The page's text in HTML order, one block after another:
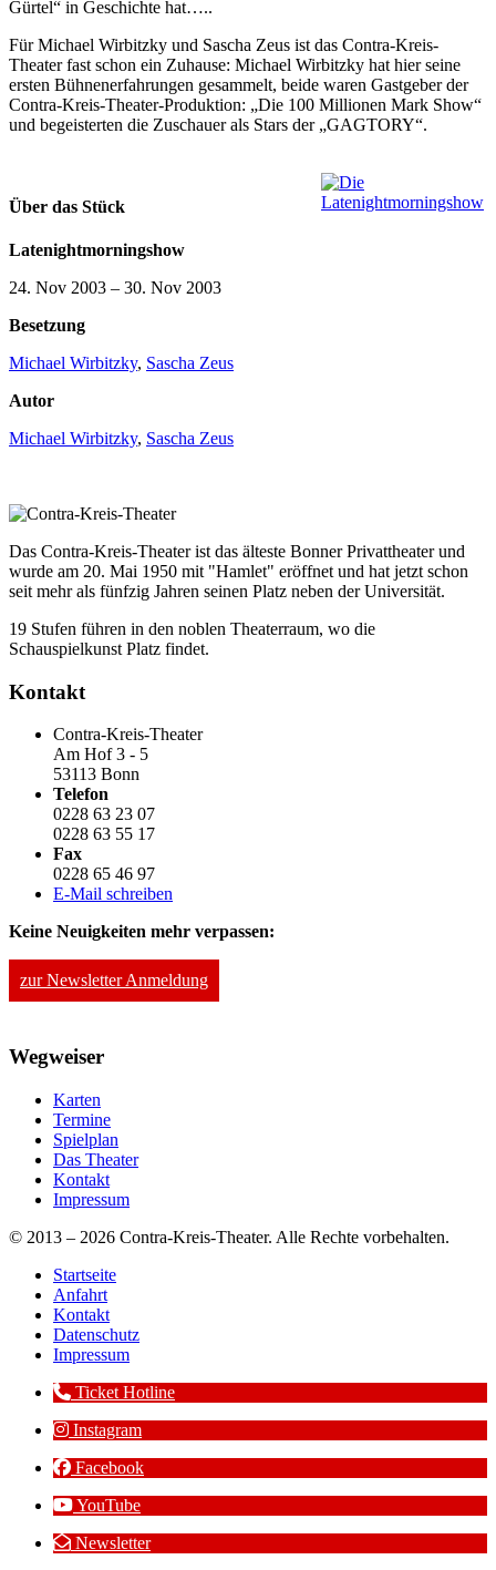
Gürtel“ in Geschichte hat…..
Für Michael Wirbitzky und Sascha Zeus ist das Contra-Kreis-
Theater fast schon ein Zuhause: Michael Wirbitzky hat hier seine
ersten Bühnenerfahrungen gesammelt, beide waren Gastgeber der
Contra-Kreis-Theater-Produktion: „Die 100 Millionen Mark Show“
und begeisterten die Zuschauer als Stars der „GAGTORY“.
Über das Stück
Latenightmorningshow
24. Nov 2003 – 30. Nov 2003
Besetzung
Michael Wirbitzky, Sascha Zeus
Autor
Michael Wirbitzky, Sascha Zeus
Das Contra-Kreis-Theater ist das älteste Bonner Privattheater und
wurde am 20. Mai 1950 mit "Hamlet" eröffnet und hat jetzt schon
seit mehr als fünfzig Jahren seinen Platz neben der Universität.
19 Stufen führen in den noblen Theaterraum, wo die
Schauspielkunst Platz findet.
Kontakt
Contra-Kreis-Theater
Am Hof 3 - 5
53113 Bonn
Telefon
0228 63 23 07
0228 63 55 17
Fax
0228 65 46 97
E-Mail schreiben
Keine Neuigkeiten mehr verpassen:
zur Newsletter Anmeldung
Wegweiser
Karten
Termine
Spielplan
Das Theater
Kontakt
Impressum
© 2013 – 2026 Contra-Kreis-Theater. Alle Rechte vorbehalten.
Startseite
Anfahrt
Kontakt
Datenschutz
Impressum
Ticket Hotline
Instagram
Facebook
YouTube
Newsletter